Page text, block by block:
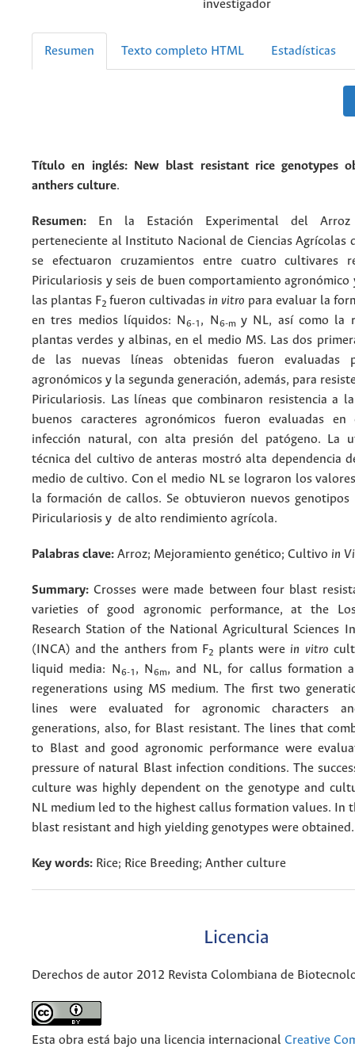
investigador
Resumen Texto completo HTML Estadísticas
Título en inglés:
New blast resistant rice genotypes
anthers culture.
Resumen:
En la Estación Experimental del Arroz
perteneciente al Instituto Nacional de Ciencias Agrícolas
se efectuaron cruzamientos entre cuatro cultivares
Piriculariosis y seis de buen comportamiento agronómico
las plantas F2 fueron cultivadas in vitro para evaluar la
en tres medios líquidos: N6-1 , N 6-my NL, así como la
plantas verdes y albinas, en el medio MS. Las dos
de las nuevas líneas obtenidas fueron evaluadas
agronómicos y la segunda generación, además, para
Piriculariosis. Las líneas que combinaron resistencia a
buenos caracteres agronómicos fueron evaluadas en
infección natural, con alta presión del patógeno. La
técnica del cultivo de anteras mostró alta dependencia
medio de cultivo. Con el medio NL se lograron los
la formación de callos. Se obtuvieron nuevos genotipos
Piriculariosis y de alto rendimiento agrícola.
Palabras clave: Arroz; Mejoramiento genético; Cultivo in
Summary:Crosses were made between four blast
varieties of good agronomic performance, at the
Research Station of the National Agricultural Sciences
(INCA) and the anthers from F2 plants were in vitro
liquid media: N 6-1 , N6m, and NL, for callus formation
regenerations using MS medium. The first two
lines were evaluated for agronomic characters
generations, also, for Blast resistant. The lines that
to Blast and good agronomic performance were
pressure of natural Blast infection conditions. The
culture was highly dependent on the genotype and
NL medium led to the highest callus formation values. In
blast resistant and high yielding genotypes were obtained.
Key words: Rice; Rice Breeding; Anther culture
Licencia
Derechos de autor 2012 Revista Colombiana de
Esta obra está bajo una licencia internacional Creative